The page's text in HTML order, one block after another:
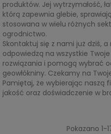
produktów. Jej wytrzymałość,
którą zapewnia glebie,
stosowana w wielu różnych
ogrodnictwo.
Skontaktuj się z nami już dziś,
odpowiedzą na wszystkie
rozwiązania i pomogą wybrać
geowłókniny. Czekamy na
Pamiętaj, że wybierając naszą
jakość oraz doświadczenie w
Pokazano 1-